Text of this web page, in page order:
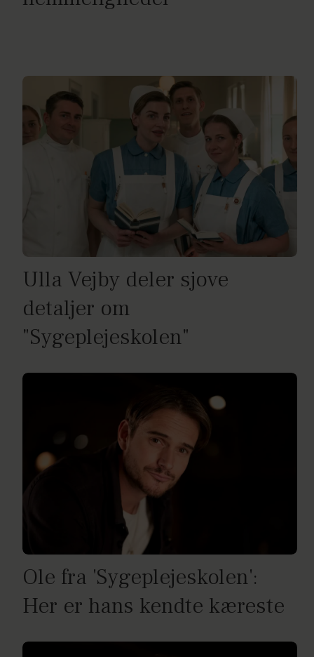
Ulla Vejby deler sjove
detaljer om
"Sygeplejeskolen"
Ole fra 'Sygeplejeskolen':
Her er hans kendte kæreste